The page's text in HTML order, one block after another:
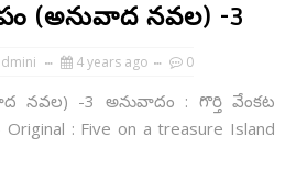
(అనువాద నవల) -3
4 years ago 0
నవల) -3 అనువాదం : గొర్తి వేంకట
: Five on a treasure Island